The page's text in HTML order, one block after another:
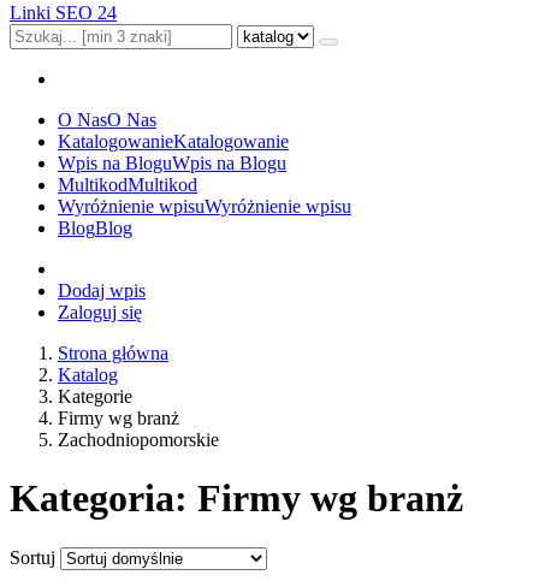
Linki SEO 24
O NasO Nas
KatalogowanieKatalogowanie
Wpis na BloguWpis na Blogu
MultikodMultikod
Wyróżnienie wpisuWyróżnienie wpisu
BlogBlog
Dodaj wpis
Zaloguj się
Strona główna
Katalog
Kategorie
Firmy wg branż
Zachodniopomorskie
Kategoria: Firmy wg branż
Sortuj